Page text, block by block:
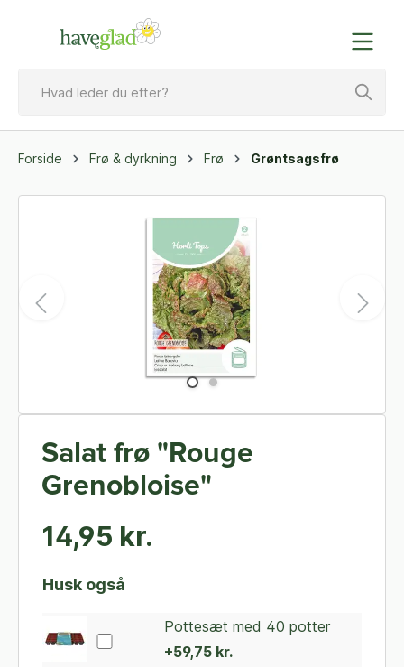
Forside Frø & dyrkning Frø Grøntsagsfrø
Salat frø "Rouge
Grenobloise"
14,95 kr.
Husk også
Pottesæt med 40 potter
+59,75 kr.